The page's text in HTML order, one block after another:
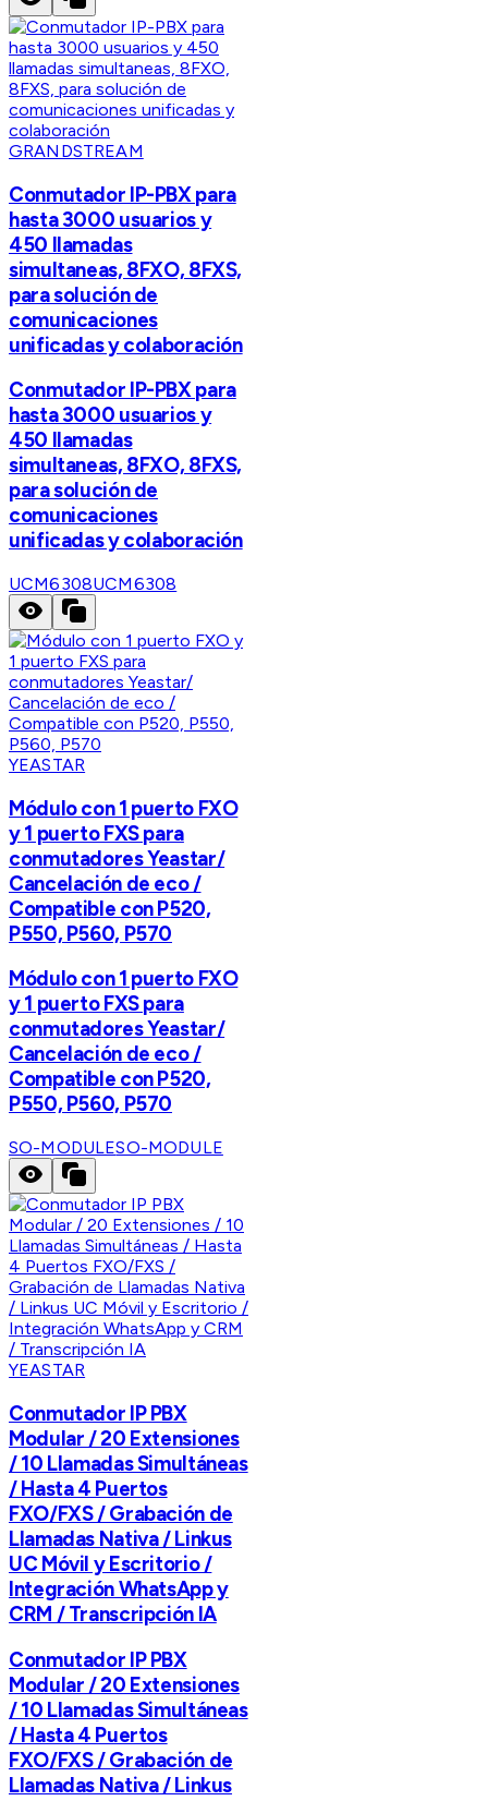
GRANDSTREAM
Conmutador IP-PBX para
hasta 3000 usuarios y
450 llamadas
simultaneas, 8FXO, 8FXS,
para solución de
comunicaciones
unificadas y colaboración
Conmutador IP-PBX para
hasta 3000 usuarios y
450 llamadas
simultaneas, 8FXO, 8FXS,
para solución de
comunicaciones
unificadas y colaboración
UCM6308UCM6308
YEASTAR
Módulo con 1 puerto FXO
y 1 puerto FXS para
conmutadores Yeastar/
Cancelación de eco /
Compatible con P520,
P550, P560, P570
Módulo con 1 puerto FXO
y 1 puerto FXS para
conmutadores Yeastar/
Cancelación de eco /
Compatible con P520,
P550, P560, P570
SO-MODULESO-MODULE
YEASTAR
Conmutador IP PBX
Modular / 20 Extensiones
/ 10 Llamadas Simultáneas
/ Hasta 4 Puertos
FXO/FXS / Grabación de
Llamadas Nativa / Linkus
UC Móvil y Escritorio /
Integración WhatsApp y
CRM / Transcripción IA
Conmutador IP PBX
Modular / 20 Extensiones
/ 10 Llamadas Simultáneas
/ Hasta 4 Puertos
FXO/FXS / Grabación de
Llamadas Nativa / Linkus